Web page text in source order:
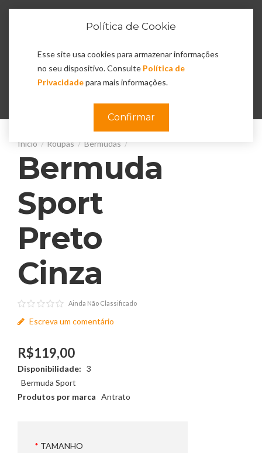
Política de Cookie
Esse site usa cookies para armazenar informações
no seu dispositivo. Consulte Política de
Privacidadepara mais informações.
Confirmar
0
Roupas Bermudas
Bermuda
Sport
Preto
Cinza
Ainda Não Classificado
Escreva um comentário
R$119,00
Disponibilidade: 3
Bermuda Sport
Produtos por marca Antrato
TAMANHO